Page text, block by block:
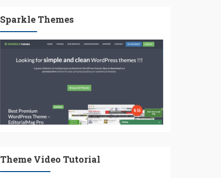
Sparkle Themes
Theme Video Tutorial